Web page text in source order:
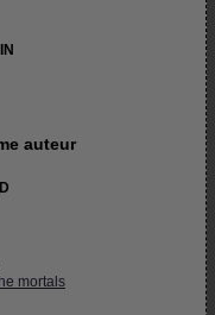
auteur
mortals